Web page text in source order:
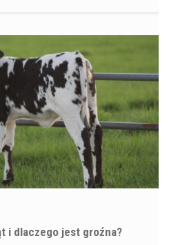
i dlaczego jest groźna?